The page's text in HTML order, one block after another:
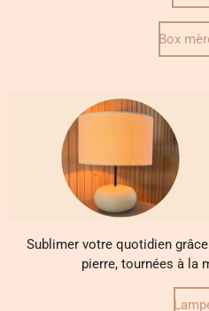
Box
Sublimer votre quotidien
pierre, tournées à la